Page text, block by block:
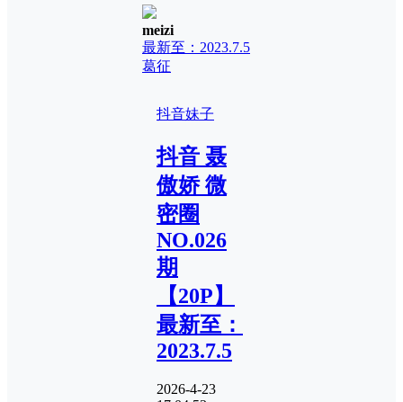
meizi
最新至：2023.7.5
葛征
抖音妹子
抖音 聂
傲娇 微
密圈
NO.026
期
【20P】
最新至：
2023.7.5
2026-4-23